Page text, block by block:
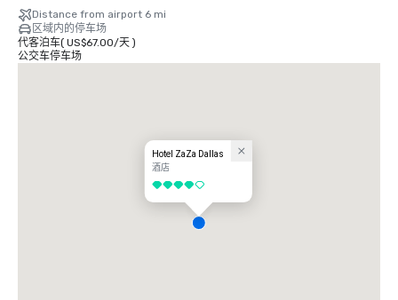
Distance from airport 6 mi
区域内的停车场
代客泊车( US$67.00/天)
公交车停车场
Hotel ZaZa Dallas
酒店
4/5